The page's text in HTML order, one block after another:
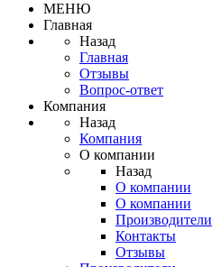
МЕНЮ
Главная
Назад
Главная
Отзывы
Вопрос-ответ
Компания
Назад
Компания
О компании
Назад
О компании
О компании
Производители
Контакты
Отзывы